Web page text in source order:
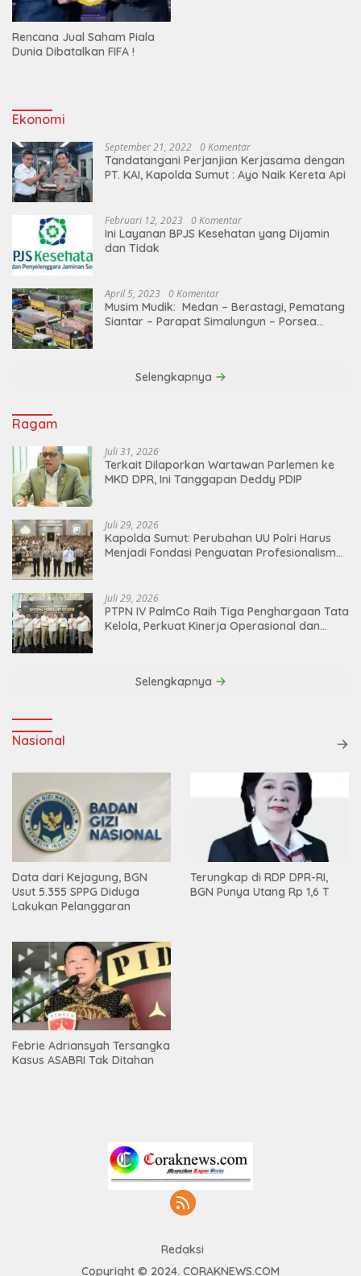
Rencana Jual Saham Piala
Dunia Dibatalkan FIFA !
Ekonomi
September 21, 2022 0 Komentar
Tandatangani Perjanjian Kerjasama dengan
PT. KAI, Kapolda Sumut : Ayo Naik Kereta Api
Februari 12, 2023 0 Komentar
Ini Layanan BPJS Kesehatan yang Dijamin
dan Tidak
April 5, 2023 0 Komentar
Musim Mudik: Medan – Berastagi, Pematang
Siantar – Parapat Simalungun – Porsea
Selengkapnya
Ragam
Juli 31, 2026
Terkait Dilaporkan Wartawan Parlemen ke
MKD DPR, Ini Tanggapan Deddy PDIP
Juli 29, 2026
Kapolda Sumut: Perubahan UU Polri Harus
Menjadi Fondasi Penguatan Profesionalisme
Juli 29, 2026
PTPN IV PalmCo Raih Tiga Penghargaan Tata
Kelola, Perkuat Kinerja Operasional dan
Selengkapnya
Nasional
Data dari Kejagung, BGN
Usut 5.355 SPPG Diduga
Lakukan Pelanggaran
Terungkap di RDP DPR-RI,
BGN Punya Utang Rp 1,6 T
Febrie Adriansyah Tersangka
Kasus ASABRI Tak Ditahan
Redaksi
Copyright © 2024. CORAKNEWS.COM